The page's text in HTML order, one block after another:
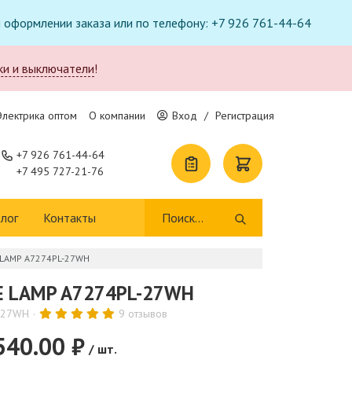
оформлении заказа или по телефону: +7 926 761-44-64
и выключатели!
оптом О компании Вход / Регистрация
+7 926 761-44-64
+7 495 727-21-76
Контакты
A7274PL-27WH
LAMP A7274PL-27WH
9 отзывов
₽ / шт.